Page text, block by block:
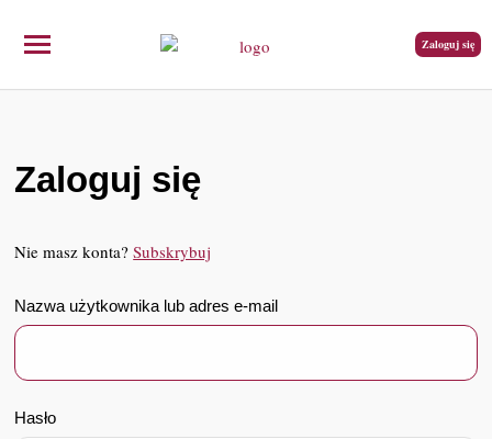
Zaloguj się
Zaloguj się
Nie masz konta?Subskrybuj
Nazwa użytkownika lub adres e-mail
Hasło